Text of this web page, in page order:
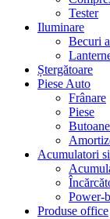
Tester
Iluminare
Becuri
Ștergătoare
Piese Auto
Frânare
Piese
Acumulatori
Power-
Produse office